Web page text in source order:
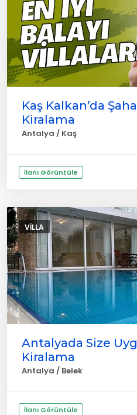
Kaş Kalkan’da
Kiralama
Antalya / Kaş
İlanı Görüntüle
VILLA
Antalyada Size
Kiralama
Antalya / Belek
İlanı Görüntüle